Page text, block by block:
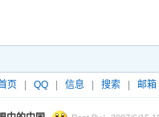
页 QQ 信息 搜索 邮箱